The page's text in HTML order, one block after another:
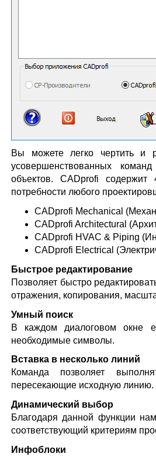
Вы можете легко чертить и
усовершенствованных
объектов. CADprofi содержит
потребности любого
CADprofi Mechanical
CADprofi Architectural
CADprofi HVAC & Piping
CADprofi Electrical
Быстрое редактирование
Позволяет быстро
отражения, копирования,
Умный поиск
В каждом диалоговом окне
необходимые символы.
Вставка в несколько линий
Команда позволяет
пересекающие исходную линию.
Динамический выбор
Благодаря данной функции
соответствующий критериям
Инфоблоки